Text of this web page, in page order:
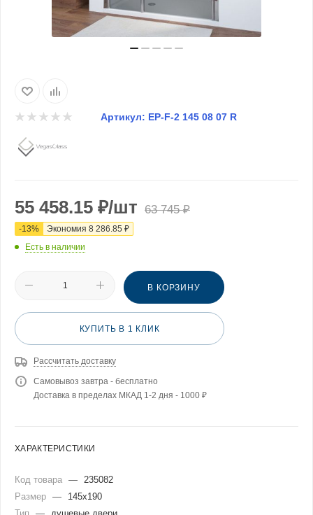
Артикул: EP-F-2 145 08 07 R
55 458.15 ₽/шт 63 745₽
-13% Экономия 8 286.85 ₽
Есть в наличии
В КОРЗИНУ
КУПИТЬ В 1 КЛИК
Рассчитать доставку
Самовывоз завтра - бесплатно
Доставка в пределах МКАД 1-2 дня - 1000 ₽
ХАРАКТЕРИСТИКИ
Код товара —
235082
Размер —
145x190